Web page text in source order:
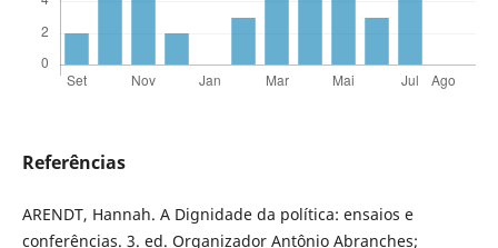
Referências
ARENDT, Hannah. A Dignidade da política: ensaios e
conferências. 3. ed. Organizador Antônio Abranches;